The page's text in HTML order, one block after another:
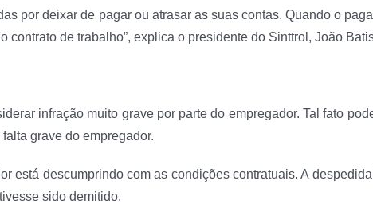
por deixar de pagar ou atrasar as suas contas. Quando o
de trabalho”, explica o presidente do Sinttrol, João
infração muito grave por parte do empregador. Tal fato
grave do empregador.
está descumprindo com as condições contratuais. A
sido demitido.